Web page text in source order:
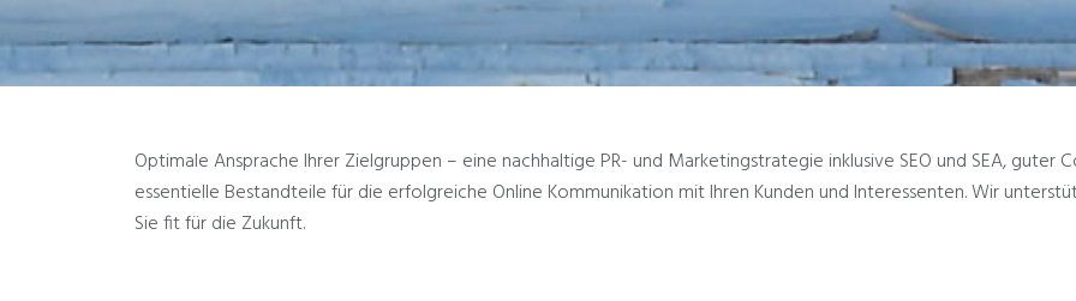
Optimale Ansprache Ihrer Zielgruppen – eine nachhaltige PR- und Marketingstrategie inklusive SEO und SEA,
essentielle Bestandteile für die erfolgreiche Online Kommunikation mit Ihren Kunden und Interessenten. Wir
Sie fit für die Zukunft.